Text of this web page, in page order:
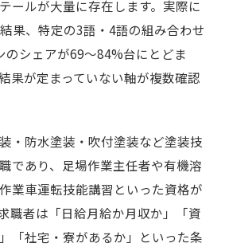
ールが大量に存在します。実際に
果、特定の3語・4語の組み合わせ
のシェアが69〜84%台にとどま
果が定まっていない軸が複数確認
・防水塗装・吹付塗装など塗装技
であり、足場作業主任者や有機溶
業車運転技能講習といった資格が
職者は「日給月給か月収か」「資
「社宅・寮があるか」といった条